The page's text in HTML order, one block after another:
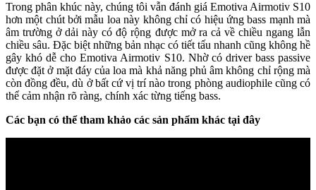
Trong phân khúc này, chúng tôi vẫn đánh giá Emotiva Airmotiv S10
hơn một chút bởi mẫu loa này không chỉ có hiệu ứng bass mạnh mà
âm trường ở dải này có độ rộng được mở ra cả về chiều ngang lẫn
chiều sâu. Đặc biệt những bản nhạc có tiết tấu nhanh cũng không hề
gây khó dễ cho Emotiva Airmotiv S10. Nhờ có driver bass passive
được đặt ở mặt đáy của loa mà khả năng phủ âm không chỉ rộng mà
còn đồng đều, dù ở bất cứ vị trí nào trong phòng audiophile cũng có
thể cảm nhận rõ ràng, chính xác từng tiếng bass.
Các bạn có thể tham khảo các sản phẩm khác tại đây